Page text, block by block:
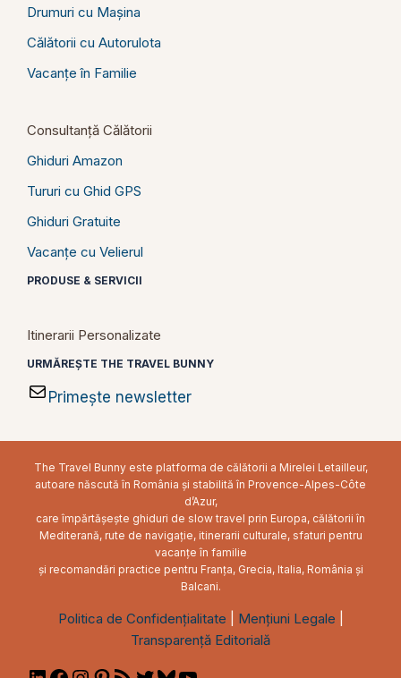
Drumuri cu Mașina
Călătorii cu Autorulota
Vacanțe în Familie
Consultanță Călătorii
Ghiduri Amazon
Tururi cu Ghid GPS
Ghiduri Gratuite
Vacanțe cu Velierul
PRODUSE & SERVICII
Itinerarii Personalizate
URMĂREȘTE THE TRAVEL BUNNY
Primește newsletter
The Travel Bunny este platforma de călătorii a Mirelei Letailleur,
autoare născută în România și stabilită în Provence-Alpes-Côte
d’Azur,
care împărtășește ghiduri de slow travel prin Europa, călătorii în
Mediterană, rute de navigație, itinerarii culturale, sfaturi pentru
vacanțe în familie
și recomandări practice pentru Franța, Grecia, Italia, România și
Balcani.
Politica de Confidențialitate Mențiuni Legale
Transparență Editorială